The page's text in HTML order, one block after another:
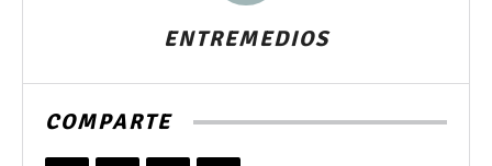
ENTREMEDIOS
COMPARTE